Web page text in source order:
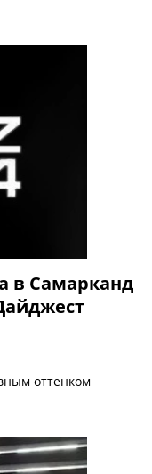
в Самарканд
оттенком